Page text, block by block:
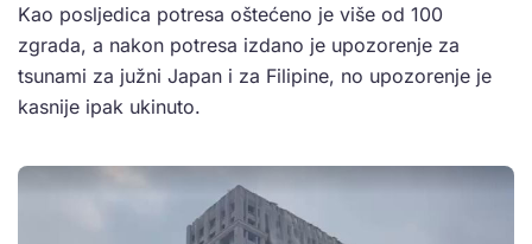
Kao posljedica potresa oštećeno je više od 100
zgrada, a nakon potresa izdano je upozorenje za
tsunami za južni Japan i za Filipine, no upozorenje je
kasnije ipak ukinuto.